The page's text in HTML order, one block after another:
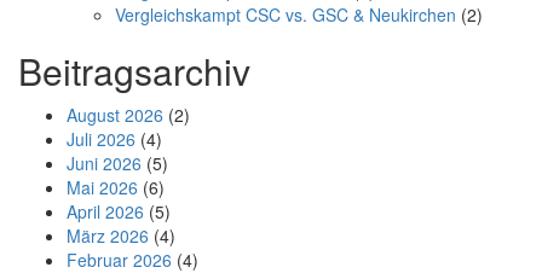
Vergleichskampt CSC vs. GSC & Neukirchen (2)
Beitragsarchiv
August 2026 (2)
Juli 2026 (4)
Juni 2026 (5)
Mai 2026 (6)
April 2026 (5)
März 2026 (4)
Februar 2026 (4)